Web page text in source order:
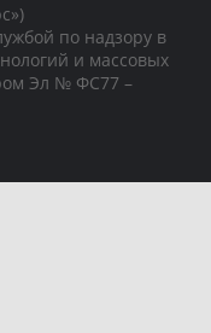
по надзору в
и массовых
Эл № ФС77 –